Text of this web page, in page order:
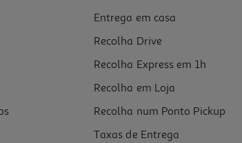
Entrega em casa
Recolha Drive
Recolha Express em 1h
Recolha em Loja
Recolha num Ponto Pickup
Taxas de Entrega